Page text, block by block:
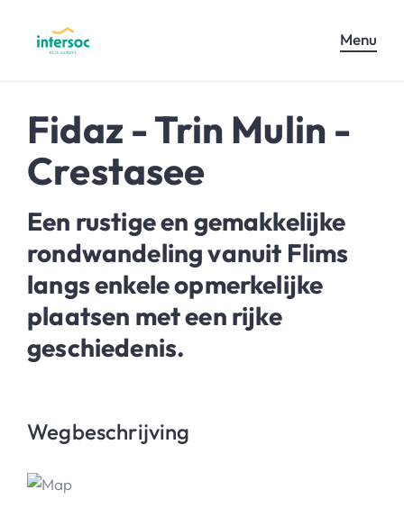
Menu
Fidaz - Trin Mulin -
Crestasee
Een rustige en gemakkelijke
rondwandeling vanuit Flims
langs enkele opmerkelijke
plaatsen met een rijke
geschiedenis.
Wegbeschrijving